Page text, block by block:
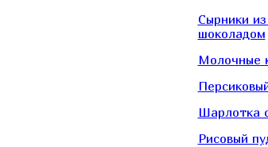
Сырники
шоколадом
Молочные
Шарлотка
Рисовый